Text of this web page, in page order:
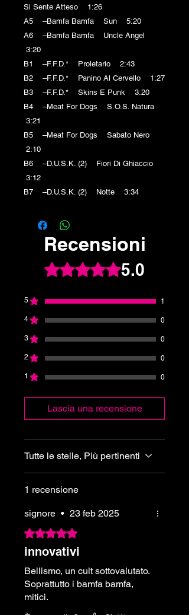
Si Sente Atteso 1:26
A5 –Bamfa Bamfa Sun 5:20
A6 –Bamfa Bamfa Uncle Angel
3:20
B1 –F.F.D.* Proletario 2:43
B2 –F.F.D.* Panino Al Cervello 1:27
B3 –F.F.D.* Skins E Punk 3:20
B4 –Meat For Dogs S.O.S. Natura
3:21
B5 –Meat For Dogs Sabato Nero
2:10
B6 –D.U.S.K. (2) Fiori Di Ghiaccio
3:12
B7 –D.U.S.K. (2) Notte 3:34
Recensioni
Valutazione 5 stelle su 5.
5.0
5 1
4 0
3 0
2 0
1 0
Lascia una recensione
Tutte le stelle, Più pertinenti
1 recensione
signore • 23 feb 2025
Valutazione 5 stelle su 5.
innovativi
Bellismo, un cult sottovalutato.
Soprattutto i bamfa bamfa,
mitici.